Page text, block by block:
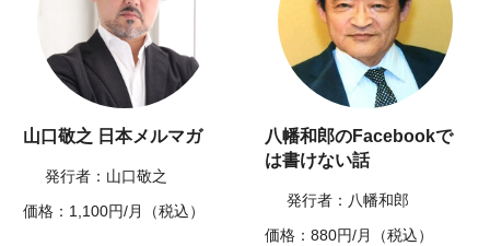
山口敬之 日本メルマガ
発行者：山口敬之
価格：1,100円/月（税込）
八幡和郎のFacebookで
は書けない話
発行者：八幡和郎
価格：880円/月（税込）